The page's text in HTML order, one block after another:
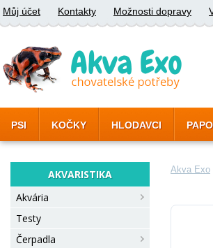
Můj účet Kontakty Možnosti dopravy
PSI KOČKY HLODAVCI
AKVARISTIKA
Akvária
Testy
Čerpadla
Akva Exo